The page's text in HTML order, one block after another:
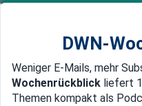
Newsticker MEIN
Edelmetalle
DWN-
Weniger E-Mails, mehr
Wochenrückblick liefert
Themen kompakt als